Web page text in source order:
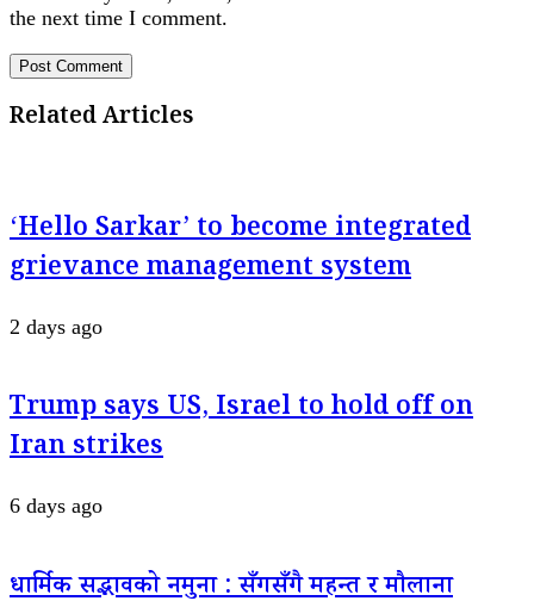
the next time I comment.
Related Articles
‘Hello Sarkar’ to become integrated
grievance management system
2 days ago
Trump says US, Israel to hold off on
Iran strikes
6 days ago
धार्मिक सद्भावको नमुना : सँगसँगै महन्त र मौलाना